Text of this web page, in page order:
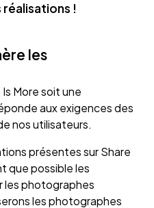
!
les
More soit une
aux exigences des
nos utilisateurs.
présentes sur Share
que possible les
les photographes
les photographes